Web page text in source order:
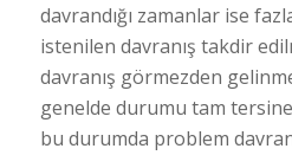
davrandığı zamanlar ise
istenilen davranış takdir
davranış görmezden
genelde durumu tam
bu durumda problem